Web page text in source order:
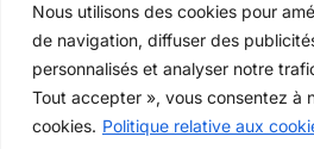
Nous utilisons des cookies pour
de navigation, diffuser des
personnalisés et analyser notre
Tout accepter », vous consentez à
cookies. Politique relative aux
Programme Affiliation
Conditions générales d’utilisation
ACCUEIL
Onglets Zone Affilié
Le Blog
Devenir pro